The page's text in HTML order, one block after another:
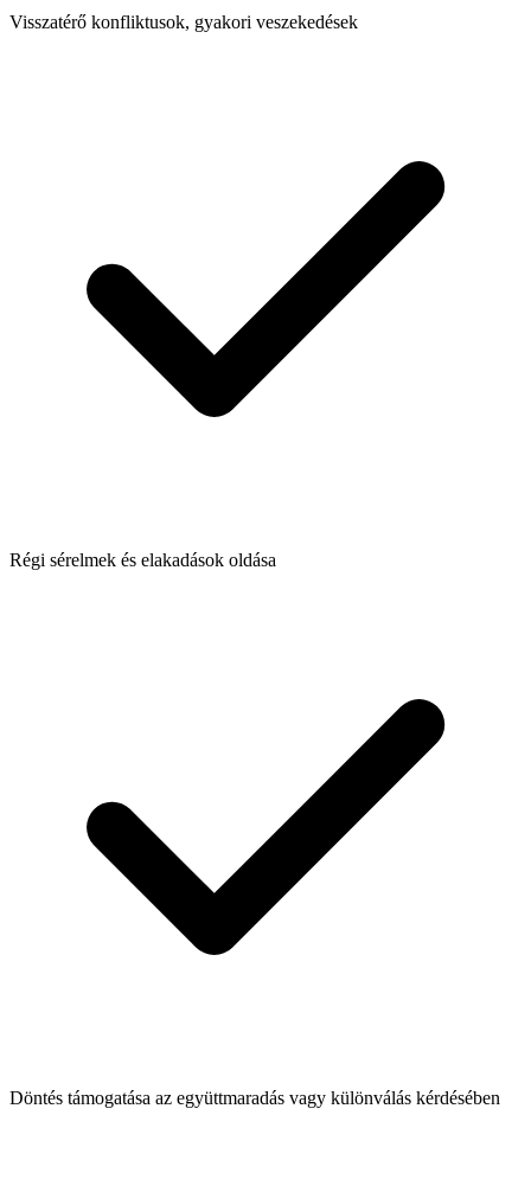
Visszatérő konfliktusok, gyakori veszekedések
Régi sérelmek és elakadások oldása
Döntés támogatása az együttmaradás vagy különválás kérdésében